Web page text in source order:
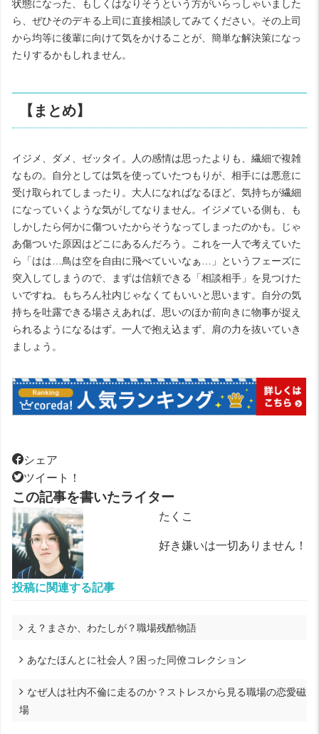
状態になった、もしくはなりそうという方がいらっしゃいました
ら、ぜひそのデキる上司に直接相談してみてください。その上司
から均等に後輩に向けて気をかけることが、簡単な解決策になっ
たりするかもしれません。
【まとめ】
イジメ、ダメ、ゼッタイ。人の感情は思ったよりも、繊細で複雑
なもの。自分としては気を使っていたつもりが、相手には悪意に
受け取られてしまったり。大人になればなるほど、気持ちが繊細
になっていくような気がしてなりません。イジメている側も、も
しかしたら何かに傷ついたからそうなってしまったのかも。じゃ
あ傷ついた原因はどこにあるんだろう。これを一人で考えていた
ら「はは…鳥は空を自由に飛べていいなぁ…」というフェーズに
突入してしまうので、まずは信頼できる「相談相手」を見つけた
いですね。もちろん社内じゃなくてもいいと思います。自分の気
持ちを吐露できる場さえあれば、思いのほか前向きに物事が捉え
られるようになるはず。一人で抱え込まず、肩の力を抜いていき
ましょう。
シェア
ツイート！
この記事を書いたライター
たくこ
好き嫌いは一切ありません！
投稿に関連する記事
え？まさか、わたしが？職場残酷物語
あなたほんとに社会人？困った同僚コレクション
なぜ人は社内不倫に走るのか？ストレスから見る職場の恋愛磁
場